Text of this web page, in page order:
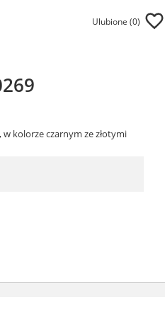
Ulubione (0)
kolorze czarnym ze złotymi